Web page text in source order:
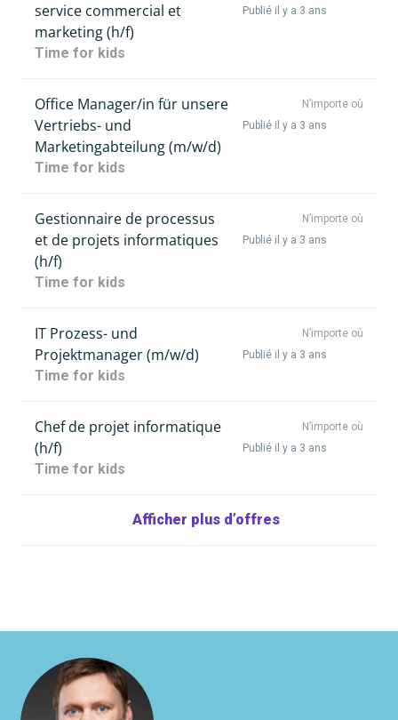
service commercial et
marketing (h/f)
Time for kids
Publié il y a 3 ans
Office Manager/in für unsere
Vertriebs- und
Marketingabteilung (m/w/d)
Time for kids
N’importe où
Publié il y a 3 ans
Gestionnaire de processus
et de projets informatiques
(h/f)
Time for kids
N’importe où
Publié il y a 3 ans
IT Prozess- und
Projektmanager (m/w/d)
Time for kids
N’importe où
Publié il y a 3 ans
Chef de projet informatique
(h/f)
Time for kids
N’importe où
Publié il y a 3 ans
Afficher plus d’offres